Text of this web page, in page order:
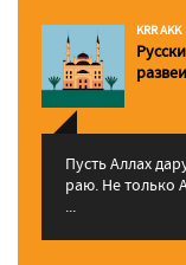
KRR AKK
Пусть Аллах
раю. Не только